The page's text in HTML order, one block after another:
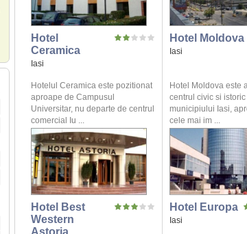
Hotel
Ceramica
Iasi
Hotelul Ceramica este pozitionat
aproape de Campusul
Universitar, nu departe de centrul
comercial Iu ...
Hotel Moldova
Iasi
Hotel Moldova este
centrul civic si istoric
municipiului Iasi,
cele mai im ...
Hotel Best
Western
Astoria
Hotel Europa
Iasi